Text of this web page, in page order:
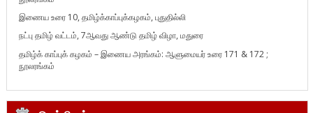
இணைய உரை 10, தமிழ்க்காப்புக்கழகம், புதுதில்லி
நட்பு தமிழ் வட்டம், 7ஆவது ஆண்டு தமிழ் விழா, மதுரை
தமிழ்க் காப்புக் கழகம் – இணைய அரங்கம்: ஆளுமையர் உரை 171 & 172 ;
நூலரங்கம்